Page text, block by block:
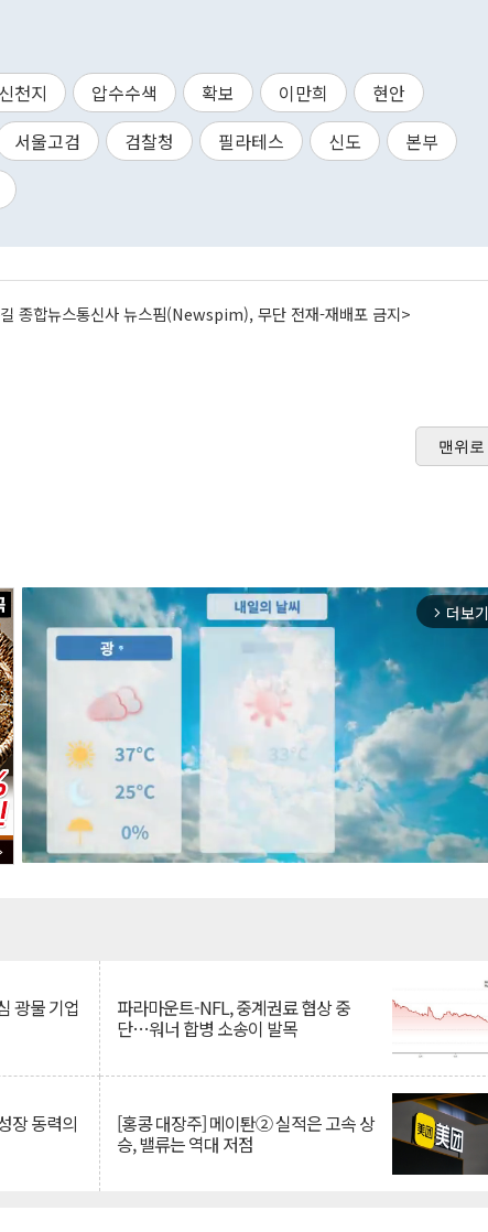
신천지 압수수색 확보 이만희
현안
서울고검 검찰청 필라테스 신도
본부
종합뉴스통신사 뉴스핌(Newspim), 무단 전재-재배포 금지>
맨위로
arrow_forward_ios 더보기
광물 기업 파라마운트-NFL, 중계권료 협상 중
단…워너 합병 소송이 발목
장 동력의 [홍콩 대장주] 메이퇀② 실적은 고속 상
승, 밸류는 역대 저점